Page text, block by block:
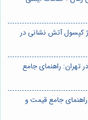
کپسول آتش نشانی در
راهنمای جامع
جامع قیمت و